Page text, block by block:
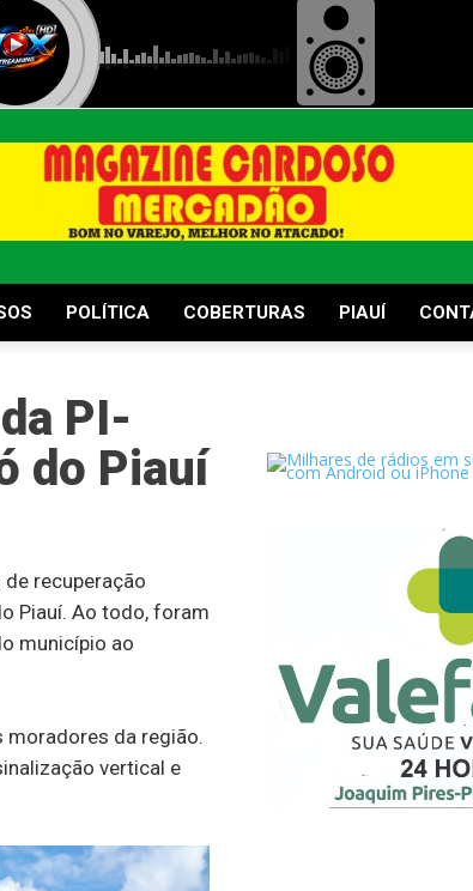
POLÍTICA COBERTURAS PIAUÍ
PI-
do Piauí
recuperação
Piauí. Ao todo, foram
município ao
moradores da região.
vertical e